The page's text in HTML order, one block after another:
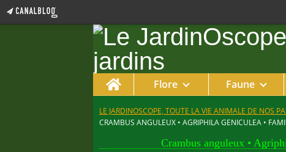
Home Flore Faune
LE JARDINOSCOPE, TOUTE LA VIE ANIMALE DE NOS
CRAMBUS ANGULEUX • AGRIPHILA GENICULEA •
Crambus anguleux •